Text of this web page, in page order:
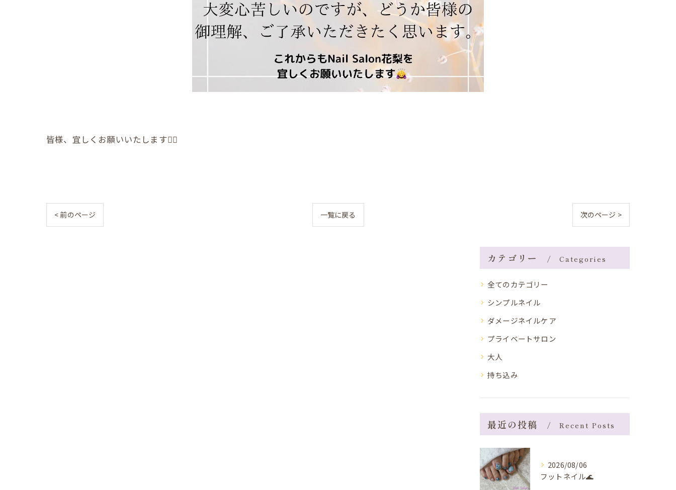
皆様、宜しくお願いいたします🙇‍♀️
< 前のページ 一覧に戻る 次のページ >
カテゴリー Categories
全てのカテゴリー
シンプルネイル
ダメージネイルケア
プライベートサロン
大人
持ち込み
最近の投稿 Recent Posts
2026/08/06
フットネイル🌊